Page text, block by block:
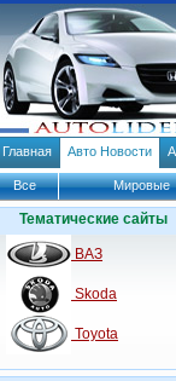
Главная Авто Новости
Все Мировые
Тематические сайты
ВАЗ
Skoda
Toyota